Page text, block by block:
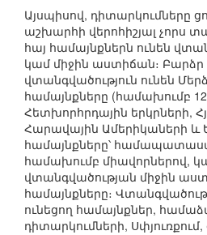
Այսպիսով, դիտարկումները
աշխարհի վերոհիշյալ չորս
հայ համայնքներն ունեն
կամ միջին աստիճան։
վտանգվածություն ունեն
համայնքները (համախումբ
Հետխորհրդային երկրների,
Հարավային Ամերիկաների և
համայնքները՝
համախումբ միավորներով,
վտանգվածության միջին
համայնքները։
ունեցող համայնքներ,
դիտարկումների,